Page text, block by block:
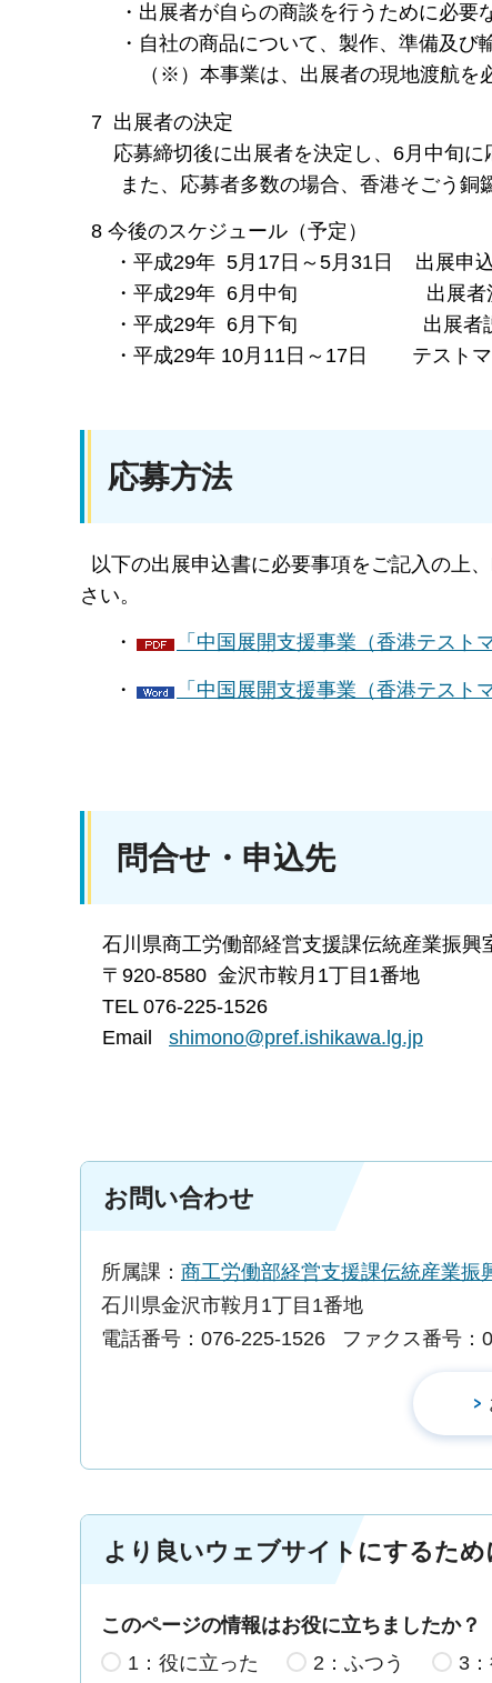
・出展者が自らの商談を行うために必要
・自社の商品について、製作、準備及び
（※）本事業は、出展者の現地渡航を必
7 出展者の決定
応募締切後に出展者を決定し、6月中旬に
また、応募者多数の場合、香港そごう銅
8 今後のスケジュール（予定）
・平成29年 5月17日～5月31日 出展申
・平成29年 6月中旬 出展者
・平成29年 6月下旬 出展者説
・平成29年 10月11日～17日 テストマ
応募方法
以下の出展申込書に必要事項をご記入の上
さい。
・ 「中国展開支援事業（香港テスト
・ 「中国展開支援事業（香港テスト
問合せ・申込先
石川県商工労働部経営支援課伝統産業振興
〒920-8580 金沢市鞍月1丁目1番地
TEL 076-225-1526
Email shimono@pref.ishikawa.lg.jp
お問い合わせ
所属課： 商工労働部経営支援課伝統産業振
石川県金沢市鞍月1丁目1番地
電話番号：076-225-1526
ファクス番号：
より良いウェブサイトにするた
このページの情報はお役に立ちましたか？
1：役に立った
2：ふつう 3